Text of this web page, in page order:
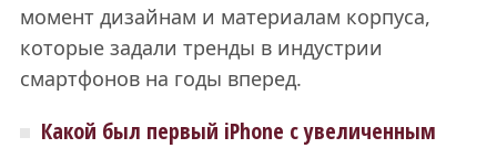
момент дизайнам и материалам корпуса,
которые задали тренды в индустрии
смартфонов на годы вперед.
Какой был первый iPhone с увеличенным